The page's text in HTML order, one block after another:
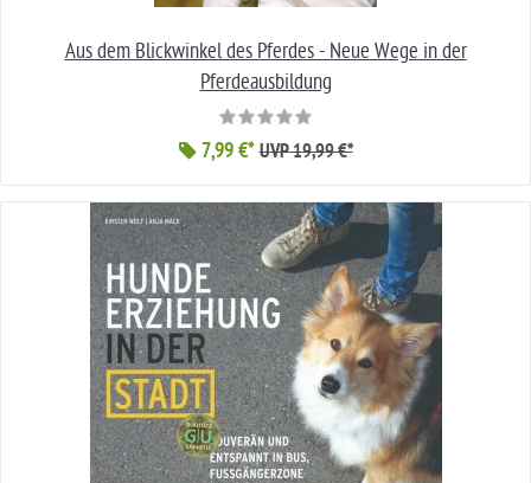
Aus dem Blickwinkel des Pferdes - Neue Wege in der
Pferdeausbildung
7,99 €* UVP 19,99 €*